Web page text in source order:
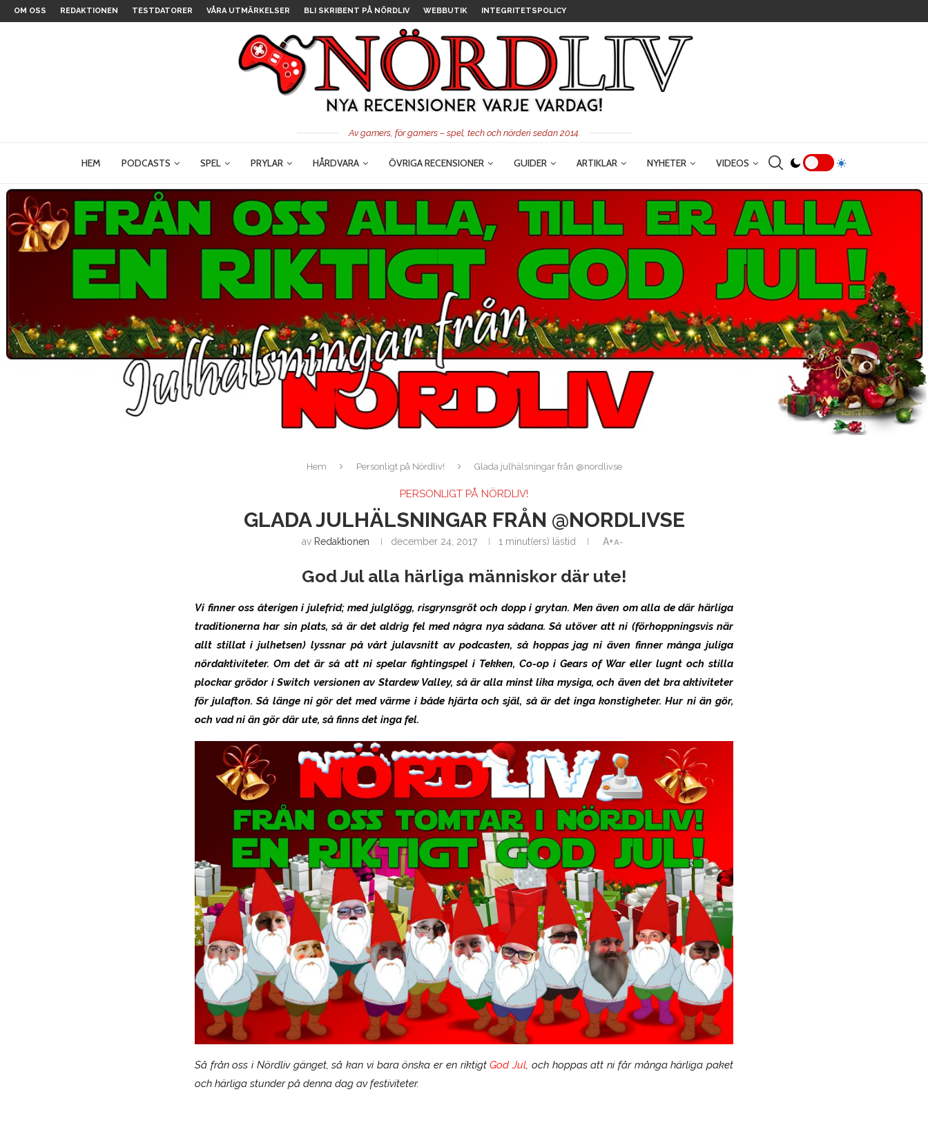
OM OSS REDAKTIONEN TESTDATORER VÅRA UTMÄRKELSER BLI SKRIBENT PÅ NÖRDLIV WEBBUTIK INTEGRITETSPOLICY
Av gamers, för gamers – spel, tech och nörderi sedan 2014.
HEM PODCASTS SPEL PRYLAR HÅRDVARA ÖVRIGA RECENSIONER GUIDER ARTIKLAR NYHETER VIDEOS
Hem Personligt på Nördliv! Glada julhälsningar från @nordlivse
PERSONLIGT PÅ NÖRDLIV!
GLADA JULHÄLSNINGAR FRÅN @NORDLIVSE
av Redaktionen december 24, 2017 1 minut(ers) lästid A+A-
God Jul alla härliga människor där ute!
Vi finner oss återigen i julefrid; med julglögg, risgrynsgröt och dopp i grytan. Men även om alla de där härliga
traditionerna har sin plats, så är det aldrig fel med några nya sådana. Så utöver att ni (förhoppningsvis när
allt stillat i julhetsen) lyssnar på vårt julavsnitt av podcasten, så hoppas jag ni även finner många juliga
nördaktiviteter. Om det är så att ni spelar fightingspel i Tekken, Co-op i Gears of War eller lugnt och stilla
plockar grödor i Switch versionen av Stardew Valley, så är alla minst lika mysiga, och även det bra aktiviteter
för julafton. Så länge ni gör det med värme i både hjärta och själ, så är det inga konstigheter. Hur ni än gör,
och vad ni än gör där ute, så finns det inga fel.
Så från oss i Nördliv gänget, så kan vi bara önska er en riktigtGod Jul, och hoppas att ni får många härliga paket
och härliga stunder på denna dag av festiviteter.